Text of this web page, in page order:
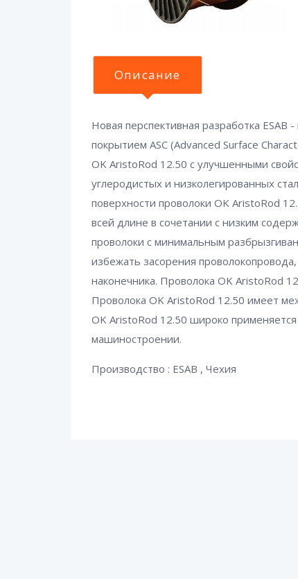
Описание
Новая перспективная разработка
покрытием ASC (Advanced Surface
OK AristoRod 12.50 с улучшенными
углеродистых и низколегированных
поверхности проволоки OK AristoRod
всей длине в сочетании с низким
проволоки с минимальным
избежать засорения
наконечника. Проволока OK AristoRod
Проволока OK AristoRod 12.50 имеет
OK AristoRod 12.50 широко
машиностроении.
Производство : ESAB , Чехия